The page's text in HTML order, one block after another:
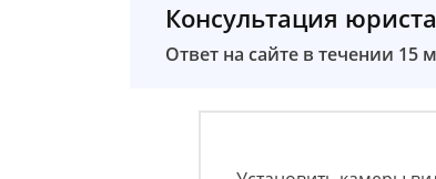
Консультация
Ответ на сайте в течении 15